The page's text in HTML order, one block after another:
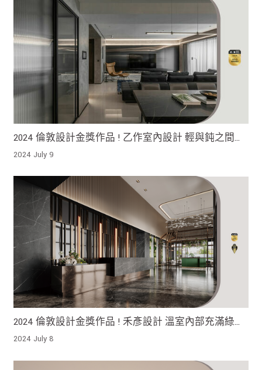
2024 倫敦設計金獎作品 ! 乙作室內設計 輕與鈍之間展
開生活藍圖 漫步詩意的灰調空間
2024 July 9
2024 倫敦設計金獎作品 ! 禾彥設計 溫室內部充滿綠意
結合自然光線的引入 讓空間充滿生機與活力
2024 July 8